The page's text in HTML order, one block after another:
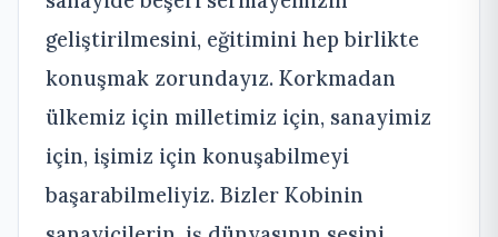
geliştirilmesini, eğitimini hep birlikte
konuşmak zorundayız. Korkmadan
ülkemiz için milletimiz için, sanayimiz
için, işimiz için konuşabilmeyi
başarabilmeliyiz. Bizler Kobinin